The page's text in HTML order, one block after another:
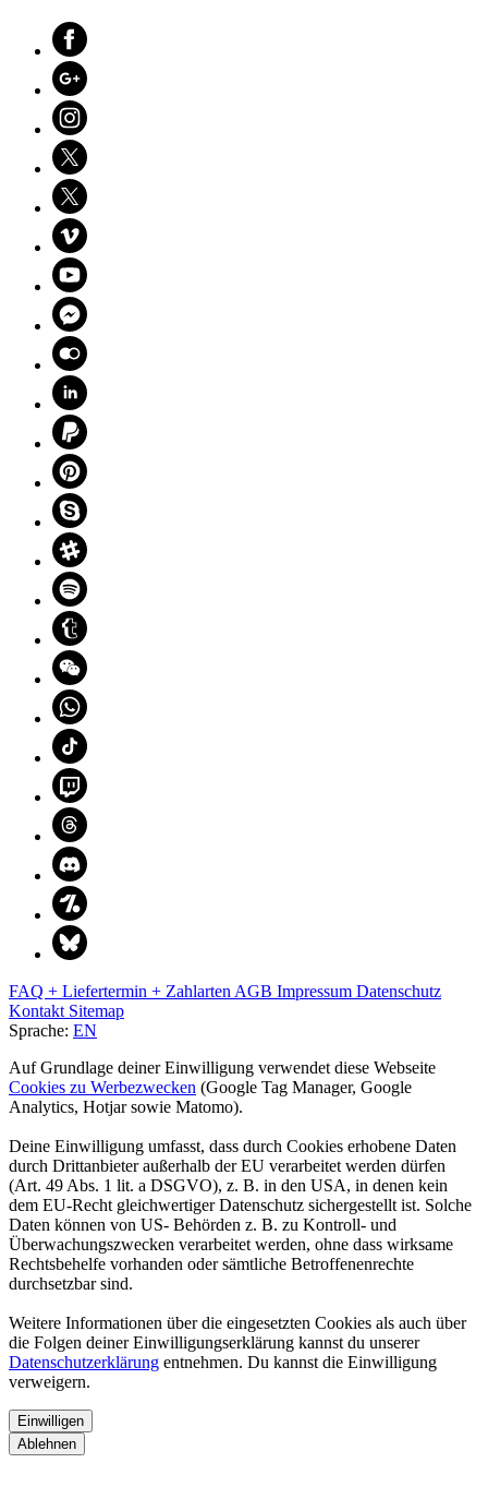
FAQ + Liefertermin + Zahlarten AGB Impressum Datenschutz
Kontakt Sitemap
Sprache: EN
Auf Grundlage deiner Einwilligung verwendet diese Webseite
Cookies zu Werbezwecken (Google Tag Manager, Google
Analytics, Hotjar sowie Matomo).
Deine Einwilligung umfasst, dass durch Cookies erhobene Daten
durch Drittanbieter außerhalb der EU verarbeitet werden dürfen
(Art. 49 Abs. 1 lit. a DSGVO), z. B. in den USA, in denen kein
dem EU-Recht gleichwertiger Datenschutz sichergestellt ist. Solche
Daten können von US- Behörden z. B. zu Kontroll- und
Überwachungszwecken verarbeitet werden, ohne dass wirksame
Rechtsbehelfe vorhanden oder sämtliche Betroffenenrechte
durchsetzbar sind.
Weitere Informationen über die eingesetzten Cookies als auch über
die Folgen deiner Einwilligungserklärung kannst du unserer
Datenschutzerklärung entnehmen. Du kannst die Einwilligung
verweigern.
Einwilligen
Ablehnen